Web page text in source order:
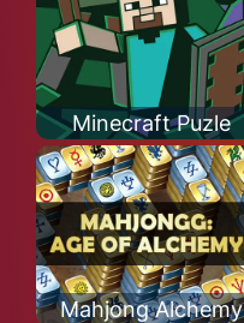
Minecraft Puzle
Mahjong Alchemy